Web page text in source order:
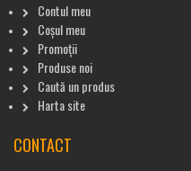
Contul meu
Coșul meu
Promoții
Produse noi
Caută un produs
Harta site
CONTACT